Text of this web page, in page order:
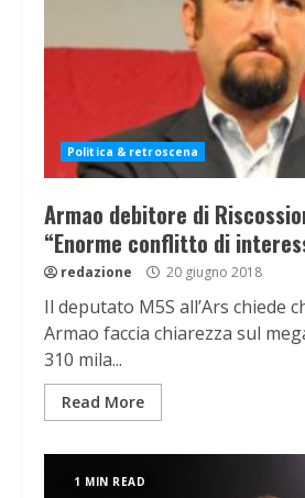
Politica & retroscena
Armao debitore di
“Enorme conflitto di
redazione 20 giugno 2018
Il deputato M5S all’Ars chiede
Armao faccia chiarezza sul
310 mila...
Read More
1 MIN READ